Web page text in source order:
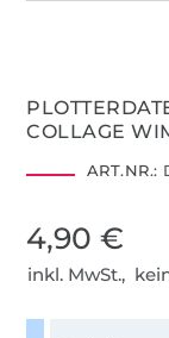
COLLAGE
ART.NR.:
4,90 €
inkl. MwSt.,